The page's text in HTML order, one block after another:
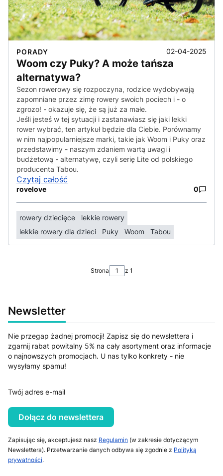
PORADY 02-04-2025
Woom czy Puky? A może tańsza
alternatywa?
Sezon rowerowy się rozpoczyna, rodzice wydobywają
zapomniane przez zimę rowery swoich pociech i - o
zgrozo! - okazuje się, że są już za małe.
Jeśli jesteś w tej sytuacji i zastanawiasz się jaki lekki
rower wybrać, ten artykuł będzie dla Ciebie. Porównamy
w nim najpopularniejsze marki, takie jak Woom i Puky oraz
przedstawimy - naszym zdaniem wartą uwagi i
budżetową - alternatywę, czyli serię Lite od polskiego
producenta Tabou.
Czytaj całość
rovelove 0
rowery dziecięce
lekkie rowery
lekkie rowery dla dzieci
Puky Woom Tabou
Strona z 1
Newsletter
Nie przegap żadnej promocji! Zapisz się do newslettera i
zgarnij rabat powitalny 5% na cały asortyment oraz informacje
o najnowszych promocjach. U nas tylko konkrety - nie
wysyłamy spamu!
Twój adres e-mail
Dołącz do newslettera
Zapisując się, akceptujesz nasz Regulamin (w zakresie dotyczącym
Newslettera). Przetwarzanie danych odbywa się zgodnie z Polityką
prywatności.